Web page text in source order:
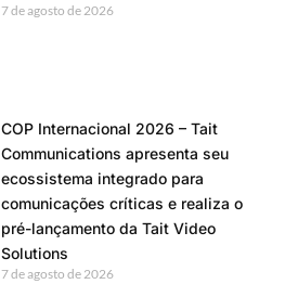
7 de agosto de 2026
COP Internacional 2026 – Tait
Communications apresenta seu
ecossistema integrado para
comunicações críticas e realiza o
pré-lançamento da Tait Video
Solutions
7 de agosto de 2026